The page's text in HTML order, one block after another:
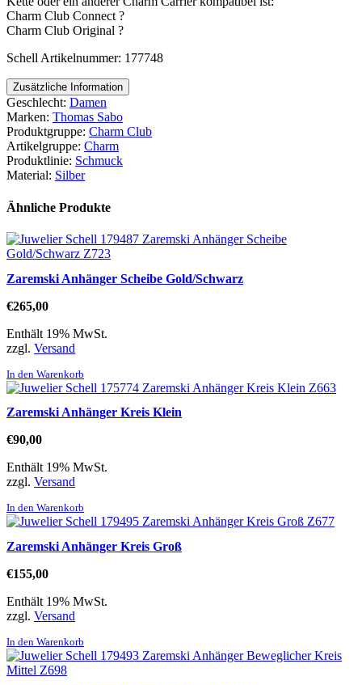
Charm Club Connect ?
Charm Club Original ?
Schell Artikelnummer: 177748
Zusätzliche Information
Geschlecht: Damen
Marken: Thomas Sabo
Produktgruppe: Charm Club
Artikelgruppe: Charm
Produktlinie: Schmuck
Material: Silber
Ähnliche Produkte
Zaremski Anhänger Scheibe Gold/Schwarz
€265,00
Enthält 19% MwSt.
zzgl. Versand
In den Warenkorb
Zaremski Anhänger Kreis Klein
€90,00
Enthält 19% MwSt.
zzgl. Versand
In den Warenkorb
Zaremski Anhänger Kreis Groß
€155,00
Enthält 19% MwSt.
zzgl. Versand
In den Warenkorb